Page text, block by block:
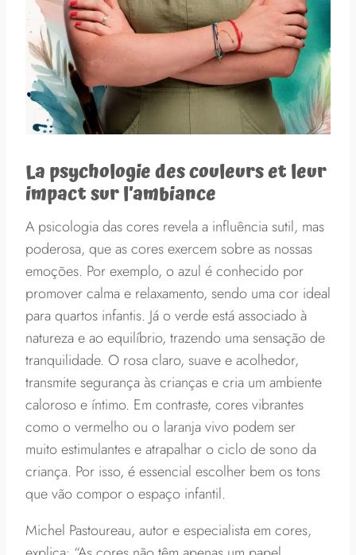
La psychologie des couleurs et leur
impact sur l’ambiance
A psicologia das cores revela a influência sutil, mas
poderosa, que as cores exercem sobre as nossas
emoções. Por exemplo, o azul é conhecido por
promover calma e relaxamento, sendo uma cor ideal
para quartos infantis. Já o verde está associado à
natureza e ao equilíbrio, trazendo uma sensação de
tranquilidade. O rosa claro, suave e acolhedor,
transmite segurança às crianças e cria um ambiente
caloroso e íntimo. Em contraste, cores vibrantes
como o vermelho ou o laranja vivo podem ser
muito estimulantes e atrapalhar o ciclo de sono da
criança. Por isso, é essencial escolher bem os tons
que vão compor o espaço infantil.
Michel Pastoureau, autor e especialista em cores,